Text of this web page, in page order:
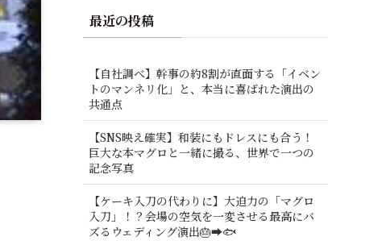
最近の投稿
【自社調べ】幹事の約8割が直面する「イベン
トのマンネリ化」と、本当に喜ばれた演出の
共通点
【SNS映え確実】和装にもドレスにも合う！
巨大な本マグロと一緒に撮る、世界で一つの
記念写真
【ケーキ入刀の代わりに】大迫力の「マグロ
入刀」！？会場の空気を一変させる最高にバ
ズるウェディング演出🎂➡️🐟